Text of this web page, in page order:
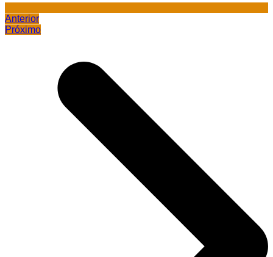
Anterior
Próximo